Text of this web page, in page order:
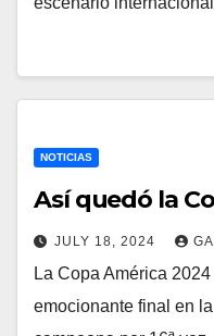
NOTICIAS
Así quedó la
JULY 18, 2024
La Copa América
emocionante final en